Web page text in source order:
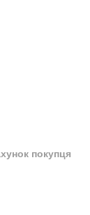
покупця